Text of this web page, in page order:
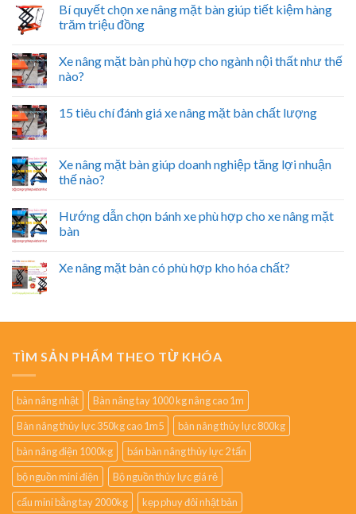
Bí quyết chọn xe nâng mặt bàn giúp tiết kiệm hàng
trăm triệu đồng
Xe nâng mặt bàn phù hợp cho ngành nội thất như thế
nào?
15 tiêu chí đánh giá xe nâng mặt bàn chất lượng
Xe nâng mặt bàn giúp doanh nghiệp tăng lợi nhuận
thế nào?
Hướng dẫn chọn bánh xe phù hợp cho xe nâng mặt
bàn
Xe nâng mặt bàn có phù hợp kho hóa chất?
TÌM SẢN PHẨM THEO TỪ KHÓA
bàn nâng nhật
Bàn nâng tay 1000 kg nâng cao 1m
Bàn nâng thủy lực 350kg cao 1m5
bàn nâng thủy lực 800kg
bàn nâng điện 1000kg
bán bàn nâng thủy lực 2 tấn
bộ nguồn mini điện
Bộ nguồn thủy lực giá rẻ
cẩu mini bằng tay 2000kg
kẹp phuy đôi nhật bản